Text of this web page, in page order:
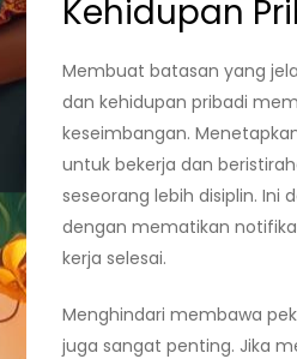
Kehidupan
Membuat batasan yang
dan kehidupan pribadi
keseimbangan.
untuk bekerja dan
seseorang lebih disiplin. Ini
dengan mematikan
kerja selesai.
Menghindari membawa
juga sangat penting. Jika